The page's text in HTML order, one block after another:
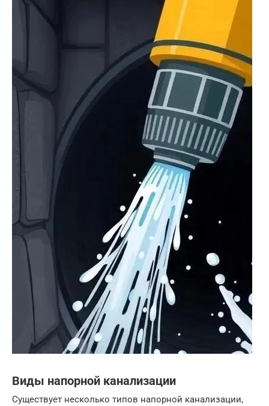
Виды напорной канализации
Существует несколько типов напорной канализации,